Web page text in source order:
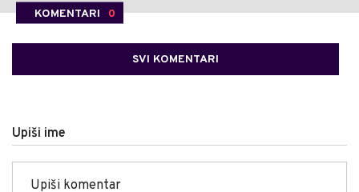
KOMENTARI 0
SVI KOMENTARI
Upiši ime